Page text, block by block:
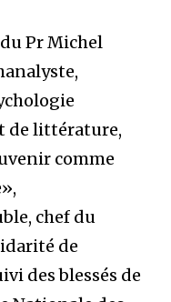
Pr Michel
de littérature,
comme
chef du
de
des blessés de